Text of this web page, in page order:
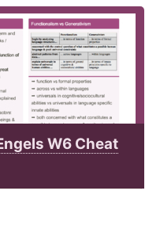
W6 Cheat